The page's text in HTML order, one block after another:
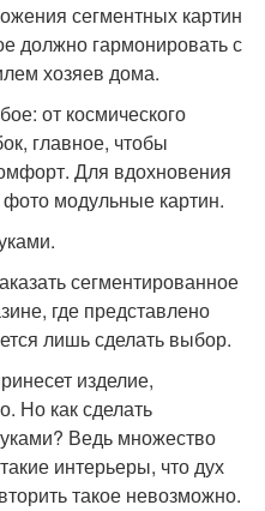
сегментных картин
должно гармонировать с
хозяев дома.
от космического
главное, чтобы
Для вдохновения
модульные картин.
сегментированное
где представлено
лишь сделать выбор.
изделие,
Но как сделать
Ведь множество
интерьеры, что дух
такое невозможно.